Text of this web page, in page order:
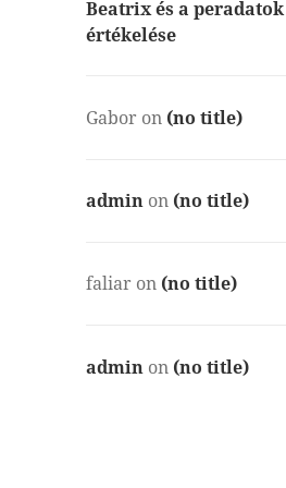
Beatrix és a peradatok
értékelése
Gabor on (no title)
admin on (no title)
faliar on (no title)
admin on (no title)